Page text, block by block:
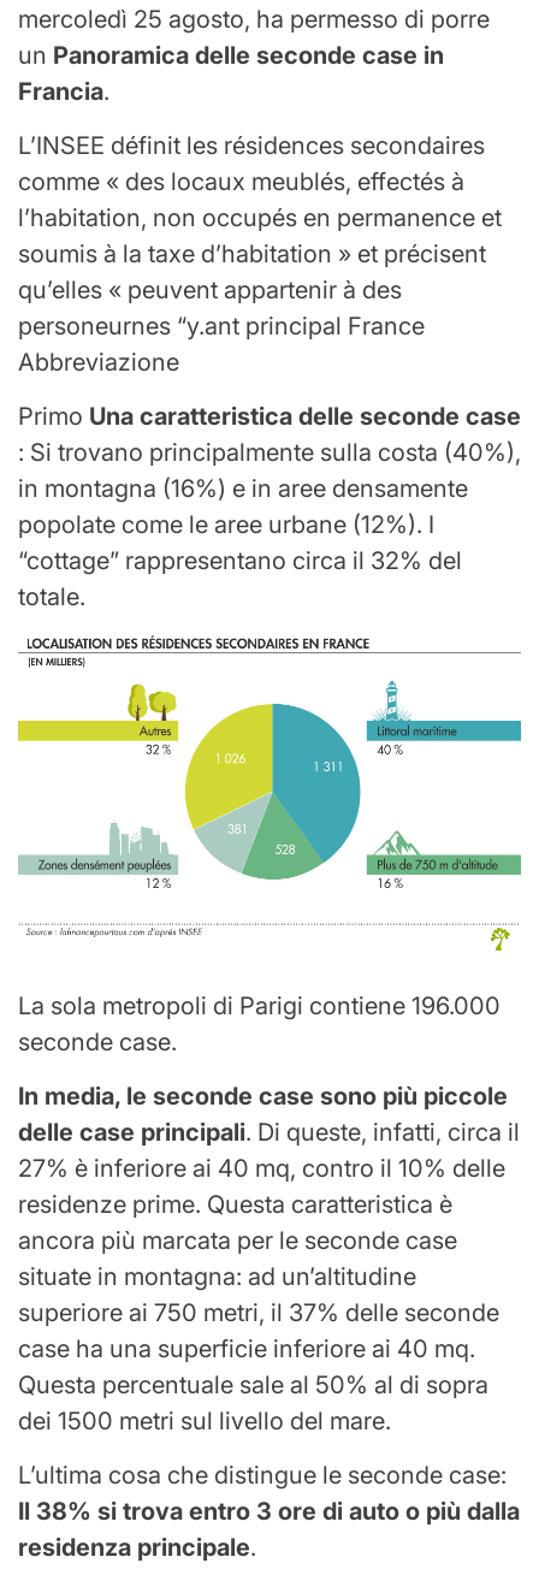
mercoledì 25 agosto, ha permesso di porre
un Panoramica delle seconde case in
Francia.
L’INSEE définit les résidences secondaires
comme « des locaux meublés, effectés à
l’habitation, non occupés en permanence et
soumis à la taxe d’habitation » et précisent
qu’elles « peuvent appartenir à des
personeurnes “y.ant principal France
Abbreviazione
Primo Una caratteristica delle seconde case
: Si trovano principalmente sulla costa (40%),
in montagna (16%) e in aree densamente
popolate come le aree urbane (12%). I
“cottage” rappresentano circa il 32% del
totale.
La sola metropoli di Parigi contiene 196.000
seconde case.
In media, le seconde case sono più piccole
delle case principali. Di queste, infatti, circa il
27% è inferiore ai 40 mq, contro il 10% delle
residenze prime. Questa caratteristica è
ancora più marcata per le seconde case
situate in montagna: ad un’altitudine
superiore ai 750 metri, il 37% delle seconde
case ha una superficie inferiore ai 40 mq.
Questa percentuale sale al 50% al di sopra
dei 1500 metri sul livello del mare.
L’ultima cosa che distingue le seconde case:
Il 38% si trova entro 3 ore di auto o più dalla
residenza principale.